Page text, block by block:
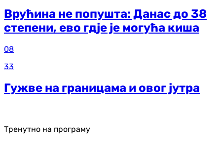
Врућина не попушта: Данас до 38
степени, ево гдје је могућа киша
08
33
Гужве на границама и овог јутра
Тренутно на програму